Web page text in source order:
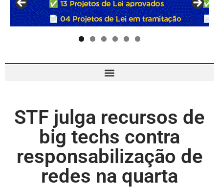
STF julga recursos de
big techs contra
responsabilização de
redes na quarta